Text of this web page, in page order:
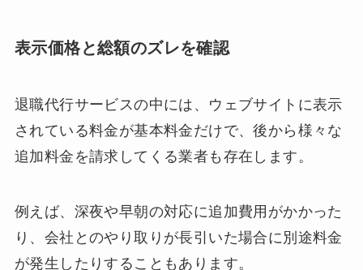
表示価格と総額のズレを確認
退職代行サービスの中には、ウェブサイトに表示
されている料金が基本料金だけで、後から様々な
追加料金を請求してくる業者も存在します。
例えば、深夜や早朝の対応に追加費用がかかった
り、会社とのやり取りが長引いた場合に別途料金
が発生したりすることもあります。